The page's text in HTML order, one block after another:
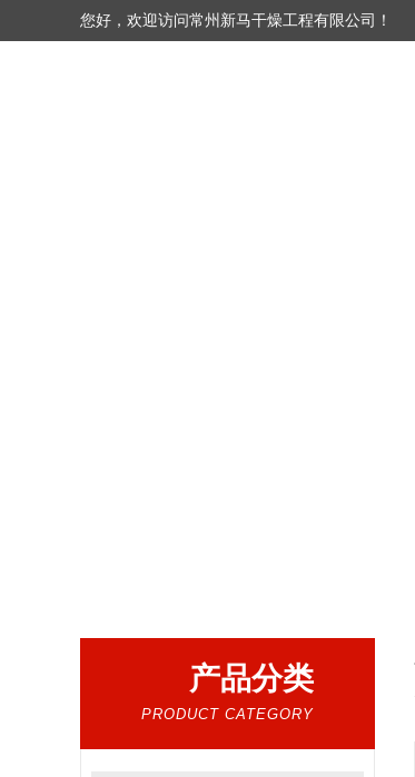
您好，欢迎访问常州新马干燥工程有限公司！
产品分类
PRODUCT CATEGORY